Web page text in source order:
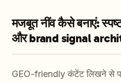
मजबूत नींव कैसे बनाएं:
और brand signal
GEO-friendly कंटेंट लिखने से